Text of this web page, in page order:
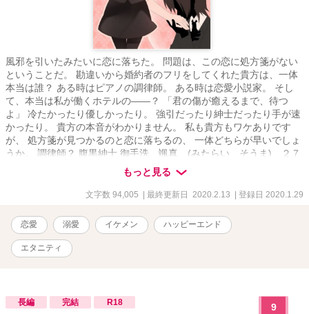
風邪を引いたみたいに恋に落ちた。 問題は、この恋に処方箋がない
ということだ。 勘違いから婚約者のフリをしてくれた貴方は、一体
本当は誰？ ある時はピアノの調律師。 ある時は恋愛小説家。 そし
て、本当は私が働くホテルの――？ 「君の傷が癒えるまで、待つ
よ」 冷たかったり優しかったり。 強引だったり紳士だったり手が速
かったり。 貴方の本音がわかりません。 私も貴方もワケありです
が、 処方箋が見つかるのと恋に落ちるの、 一体どちらが早いでしょ
うか。 調律師？ 腹黒紳士 御手洗 颯真 (みたらい そうま) ２７
歳 × ホテル内レストラン勤務 鈍感、泣き虫 華寺 わかば ２２歳
もっと見る
文字数 94,005 | 最終更新日 2020.2.13 | 登録日 2020.1.29
恋愛 溺愛 イケメン ハッピーエンド
エタニティ
長編 完結 R18 9